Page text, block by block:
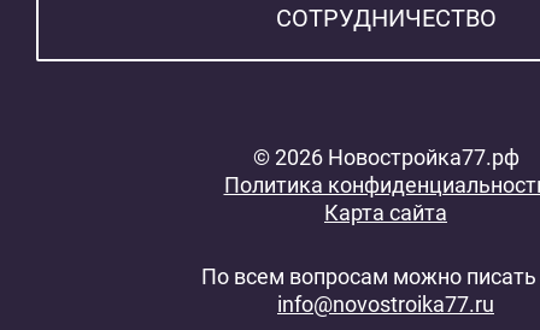
СОТРУДНИЧЕСТВО
© 2026 Новостройка77.рф
Политика
Карта сайта
По всем вопросам можно писать
info@novostroika77.ru